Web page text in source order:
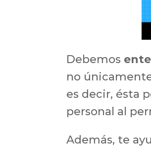
Debemos
no
es decir, ésta
personal al
Además, te